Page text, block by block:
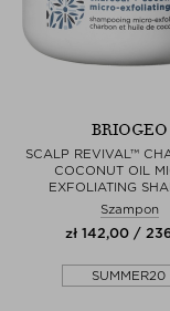
BRIOGEO
SCALP REVIVAL™
COCONUT OIL
EXFOLIATING
Szampon
zł 142,00 /
SUMMER20